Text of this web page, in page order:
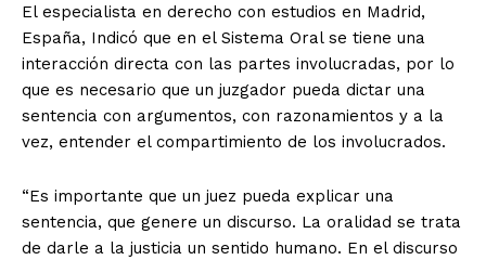
El especialista en derecho con estudios en Madrid,
España, Indicó que en el Sistema Oral se tiene una
interacción directa con las partes involucradas, por lo
que es necesario que un juzgador pueda dictar una
sentencia con argumentos, con razonamientos y a la
vez, entender el compartimiento de los involucrados.
“Es importante que un juez pueda explicar una
sentencia, que genere un discurso. La oralidad se trata
de darle a la justicia un sentido humano. En el discurso